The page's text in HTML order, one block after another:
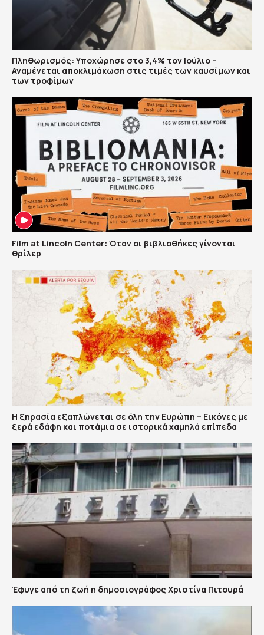
Πληθωρισμός: Υποχώρησε στο 3,4% τον Ιούλιο –
Αναμένεται αποκλιμάκωση στις τιμές των καυσίμων και
των τροφίμων
Film at Lincoln Center: Όταν οι βιβλιοθήκες γίνονται
θρίλερ
Η ξηρασία εξαπλώνεται σε όλη την Ευρώπη – Εικόνες με
ξερά εδάφη και ποτάμια σε ιστορικά χαμηλά επίπεδα
Έφυγε από τη ζωή η δημοσιογράφος Χριστίνα Πιτουρά